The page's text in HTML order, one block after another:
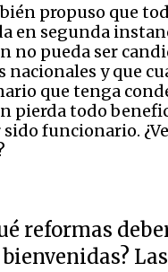
propuso que
en segunda
no pueda ser
nacionales y que
que tenga
pierda todo
funcionario.
reformas
bienvenidas?